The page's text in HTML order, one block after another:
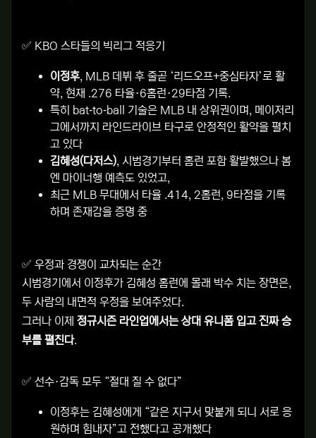
✅ KBO 스타들의 빅리그 적응기
이정후, MLB 데뷔 후 줄곧 ‘리드오프+중심타자’로 활
약, 현재 .276 타율·6홈런·29타점 기록.
특히 bat‑to‑ball 기술은 MLB 내 상위권이며, 메이저리
그에서까지 라인드라이브 타구로 안정적인 활약을 펼치
고 있다
김혜성(다저스), 시범경기부터 홈런 포함 활발했으나 봄
엔 마이너행 예측도 있었고,
최근 MLB 무대에서 타율 .414, 2홈런, 9타점을 기록
하며 존재감을 증명 중
✅ 우정과 경쟁이 교차되는 순간
시범경기에서 이정후가 김혜성 홈런에 몰래 박수 치는 장면은,
두 사람의 내면적 우정을 보여주었다.
그러나 이제 정규시즌 라인업에서는 상대 유니폼 입고 진짜 승
부를 펼친다.
✅ 선수·감독 모두 “절대 질 수 없다”
이정후는 김혜성에게 “같은 지구서 맞붙게 되니 서로 응
원하며 힘내자”고 전했다고 공개했다